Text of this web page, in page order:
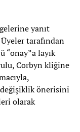
yanıt
tarafından
“onay”a layık
Corbyn kliğine
değişiklik önerisini
olarak